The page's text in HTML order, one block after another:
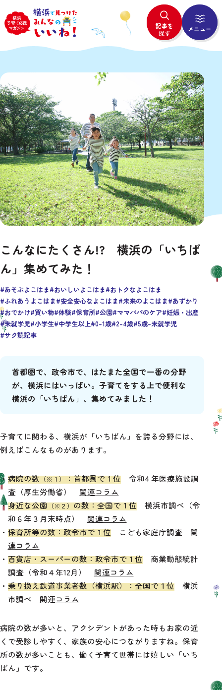
記事を
探す
メニュー
こんなにたくさん!? 横浜の「いちば
ん」集めてみた！
#あそぶよこはま#おいしいよこはま#おトクなよこはま
#ふれあうよこはま#安全安心なよこはま#未来のよこはま#あずかり
#おでかけ#買い物#体験#保育所#公園#ママパパのケア#妊娠・出産
#未就学児#小学生#中学生以上#0-1歳#2-4歳#5歳-未就学児
#サク読記事
首都圏で、政令市で、はたまた全国で一番の分野
が、横浜にはいっぱい。子育てをする上で便利な
横浜の「いちばん」、集めてみました！
子育てに関わる、横浜が「いちばん」を誇る分野には、
例えばこんなものがあります。
病院の数（※１）：首都圏で１位 令和4 年医療施設調
査（厚生労働省） 関連コラム
身近な公園（※２）の数：全国で１位 横浜市調べ（令
和６年３月末時点） 関連コラム
保育所等の数：政令市で１位 こども家庭庁調査 関
連コラム
百貨店・スーパーの数：政令市で１位 商業動態統計
調査（令和４年12月） 関連コラム
乗り換え鉄道事業者数（横浜駅）：全国で１位 横浜
市調べ 関連コラム
病院の数が多いと、アクシデントがあった時もお家の近
くで受診しやすく、家族の安心につながりますね。保育
所の数が多いことも、働く子育て世帯には嬉しい「いち
ばん」です。
# All
# サク読記事 # 子育てのヒント
# 市の取組 # Good days!
# All # 妊娠・出産 # 未就学児
# 小学生 # 中学生以上 # 0-1歳
# 2-4歳 # 5歳-未就学児
# All # おでかけ # お買い物
# あずかり
# 親子でたのしむ # 防災
# All # イベント
# ベイエリア # みなとみらい # マルシェ
# 公園 # 自然 # 図書館
# 保育所 # 幼稚園 # 小学校
# All # アート # あそぶ # おいしい
# ふれあう # まなぶ # 安全安心
# 未来 # 夜 # 緑あふれる
Powered by
TOP
記事一覧
今月の新着記事
未就学児にピッタリ
市の取組
Good days! YOKOHAMA